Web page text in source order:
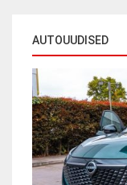
AUTOUUDISED